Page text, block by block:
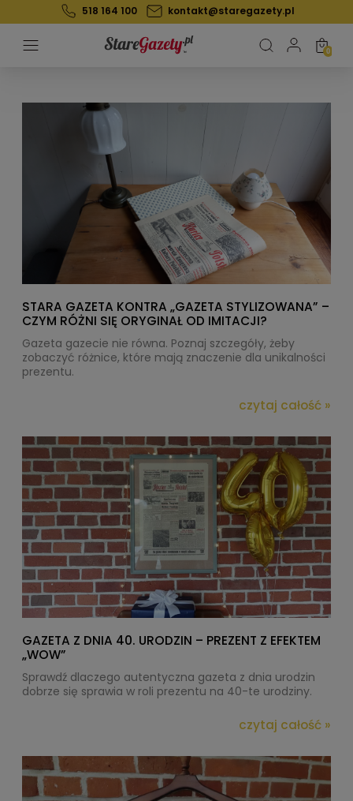
518 164 100 kontakt@staregazety.pl
STARA GAZETA KONTRA „GAZETA STYLIZOWANA” –
CZYM RÓŻNI SIĘ ORYGINAŁ OD IMITACJI?
Gazeta gazecie nie równa. Poznaj szczegóły, żeby
zobaczyć różnice, które mają znaczenie dla unikalności
prezentu.
czytaj całość »
GAZETA Z DNIA 40. URODZIN – PREZENT Z EFEKTEM
„WOW”
Sprawdź dlaczego autentyczna gazeta z dnia urodzin
dobrze się sprawia w roli prezentu na 40-te urodziny.
czytaj całość »